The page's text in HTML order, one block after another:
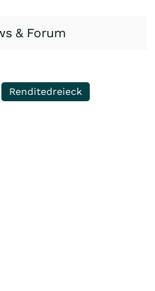
& Forum
Renditedreieck